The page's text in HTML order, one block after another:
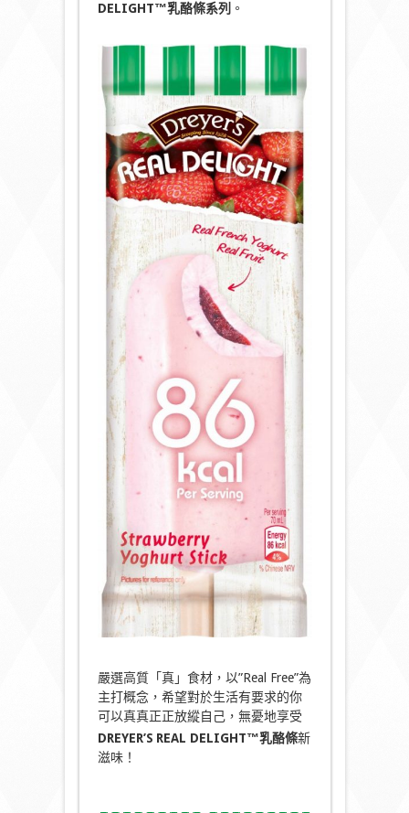
DELIGHT™乳酪條系列 。
嚴選高質「真」食材，以”Real Free”為
主打概念，希望對於生活有要求的你
可以真真正正放縱自己，無憂地享受
DREYER’S REAL DELIGHT™乳酪條新
滋味！